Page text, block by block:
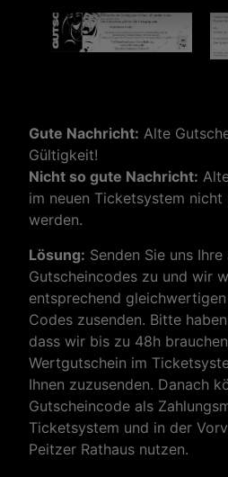
Gute Nachricht: Alte
Gültigkeit!
Nicht so gute Nachricht:
im neuen Ticketsystem nicht
werden.
Lösung: Senden Sie uns
Gutscheincodes zu und wir
entsprechend
Codes zusenden. Bitte
dass wir bis zu 48h
Wertgutschein im
Ihnen zuzusenden. Danach
Gutscheincode als
Ticketsystem und in der
Peitzer Rathaus nutzen.
haben wir eine kleine
Sie steht gut sichtbar im
entspannt auf
die Möglichkeit geben,
wenn ihr Lust habt. Jede
dabei, neue Bühnenbilder
schneidern und natürlich
Vielen Dank an alle, die
natürlich an die, die einfach
Aufführungen haben. Das
eine tolle
oder Spende